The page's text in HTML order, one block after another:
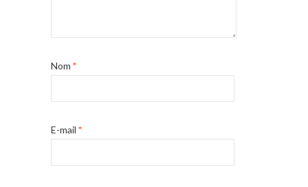
Nom *
E-mail *